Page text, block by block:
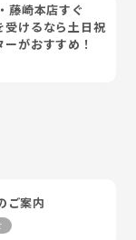
藤崎本店すぐ
受けるなら土日祝
がおすすめ！
ご案内